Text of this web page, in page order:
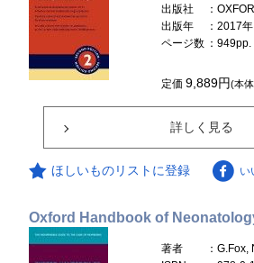
出版社
：
出版年
：2017年
ページ数 ：949pp.
定価9,889円(本
詳しく見る
ほしいものリストに登録 い
Oxford Handbook of
著者
：